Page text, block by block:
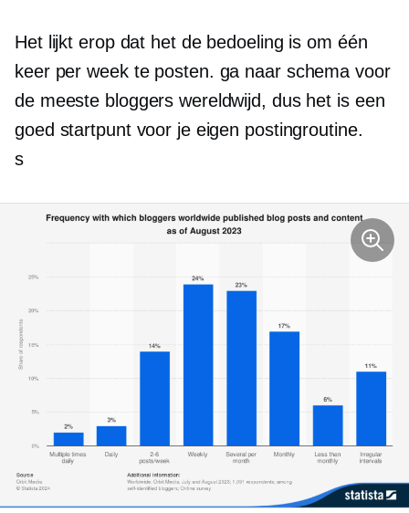
Het lijkt erop dat het de bedoeling is om één
keer per week te posten. ga naarschema voor
de meeste bloggers wereldwijd, dus het is een
goed startpunt voor je eigen postingroutine.
s